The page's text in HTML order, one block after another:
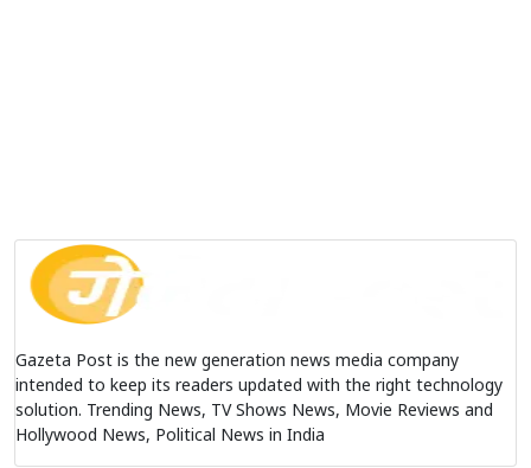
Gazeta Post is the new generation news media company
intended to keep its readers updated with the right technology
solution. Trending News, TV Shows News, Movie Reviews and
Hollywood News, Political News in India